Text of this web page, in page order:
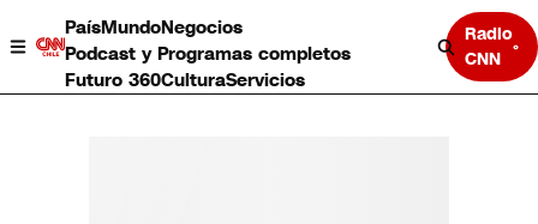
PaísMundoNegocios
Podcast y Programas completos
Futuro 360CulturaServicios
Radio
CNN